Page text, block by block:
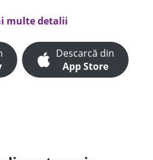
multe detalii
Descarcă din
App Store